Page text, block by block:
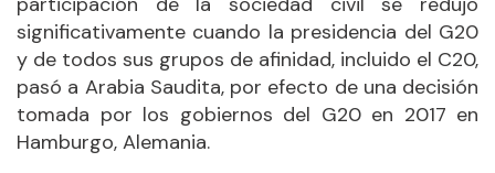
significativamente cuando la presidencia del G20
y de todos sus grupos de afinidad, incluido el C20,
pasó a Arabia Saudita, por efecto de una decisión
tomada por los gobiernos del G20 en 2017 en
Hamburgo, Alemania.